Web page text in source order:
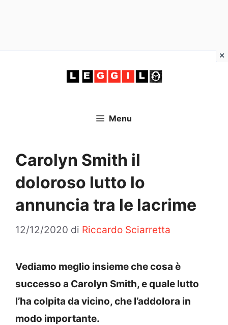
Menu
Carolyn Smith il
doloroso lutto lo
annuncia tra le lacrime
12/12/2020 di Riccardo Sciarretta
Vediamo meglio insieme che cosa è
successo a Carolyn Smith, e quale lutto
l’ha colpita da vicino, che l’addolora in
modo importante.